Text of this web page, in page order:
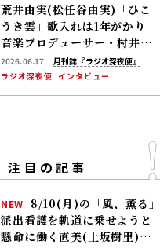
荒井由実(松任谷由実)「ひこ
うき雲」歌入れは1年がかり
音楽プロデューサー・村井邦
彦が語る“ユーミン､YMO 誕
生秘話”
2026.06.17
月刊誌『ラジオ深夜便』
ラジオ深夜便 インタビュー
注目の記事
NEW
8/10(月)の「風、薫る」
派出看護を軌道に乗せようと
懸命に働く直美(上坂樹里)。